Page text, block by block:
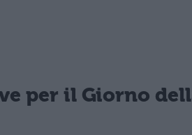
per il Giorno